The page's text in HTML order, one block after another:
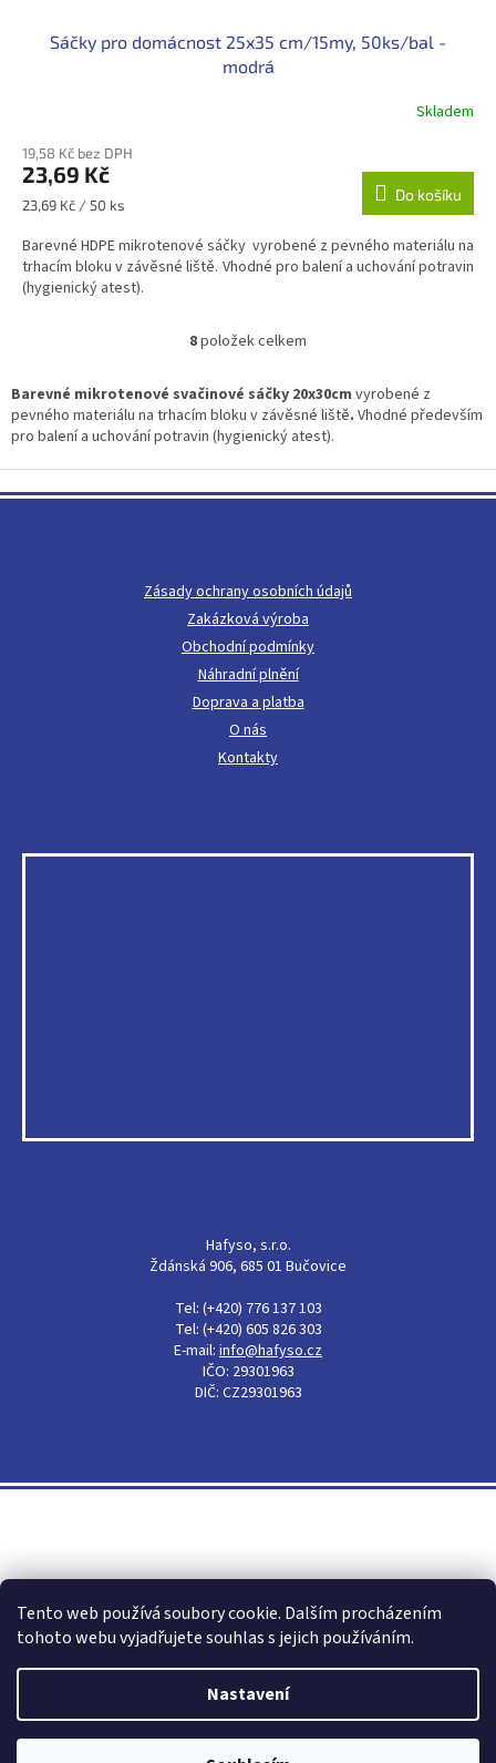
Tento web používá soubory cookie. Dalším procházením
tohoto webu vyjadřujete souhlas s jejich používáním.
Nastavení
Sáčky pro domácnost 25x35 cm/15my, 50ks/bal -
modrá
Skladem
19,58 Kč bez DPH
23,69 Kč
Měrná
23,69 Kč / 50 ks
Do košíku
Barevné HDPE mikrotenové sáčky vyrobené z pevného materiálu na
trhacím bloku v závěsné liště. Vhodné pro balení a uchování potravin
(hygienický atest).
O
l
á
d
c
í
y
v
ý
p
i
s
u
8položek celkem
Barevné mikrotenové svačinové sáčky 20x30cm vyrobené z
pevného materiálu na trhacím bloku v závěsné liště. Vhodné především
pro balení a uchování potravin (hygienický atest).
á
Zásady ochrany osobních údajů
Zakázková výroba
Obchodní podmínky
Náhradní plnění
Doprava a platba
O nás
Kontakty
Hafyso, s.r.o.
Ždánská 906, 685 01 Bučovice
Tel: (+420) 776 137 103
Tel: (+420) 605 826 303
E-mail: info@hafyso.cz
IČO: 29301963
DIČ: CZ29301963
Copyright 2026Hafyso - obalový materiál, igelitové pytle,
mikroténové sáčky. Všechna práva vyhrazena.